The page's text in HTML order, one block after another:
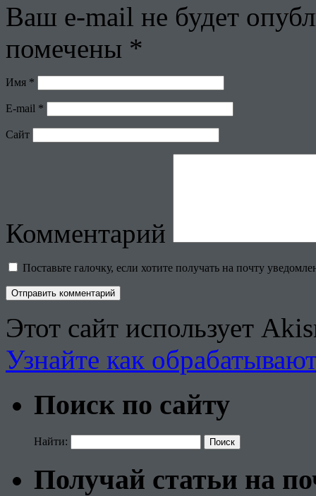
Ваш e-mail не будет
помечены *
Имя *
E-mail *
Сайт
Комментарий
Поставьте галочку, если хотите получать на почту
Этот сайт использует
Узнайте как
Поиск по сайту
Найти:
Получай статьи на